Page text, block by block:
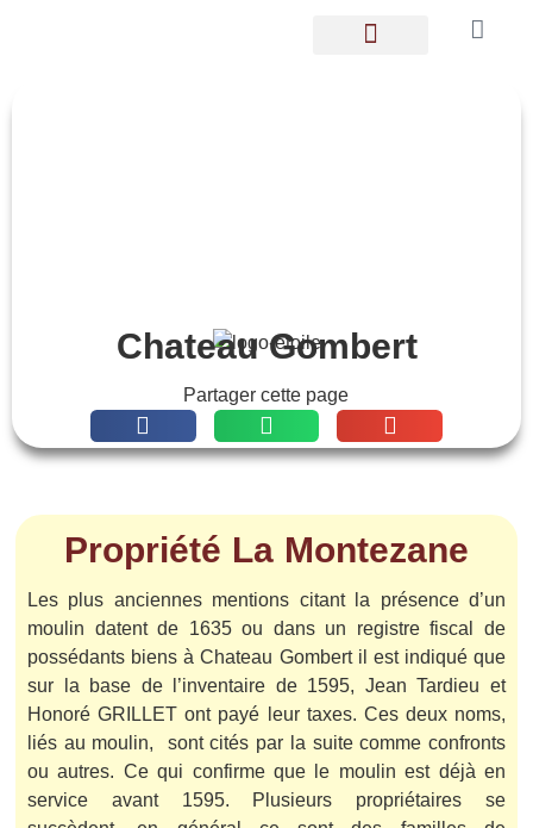
Chateau Gombert
Partager cette page
Propriété La Montezane
Les plus anciennes mentions citant la présence d’un
moulin datent de 1635 ou dans un registre fiscal de
possédants biens à Chateau Gombert il est indiqué que
sur la base de l’inventaire de 1595, Jean Tardieu et
Honoré GRILLET ont payé leur taxes. Ces deux noms,
liés au moulin, sont cités par la suite comme confronts
ou autres. Ce qui confirme que le moulin est déjà en
service avant 1595. Plusieurs propriétaires se